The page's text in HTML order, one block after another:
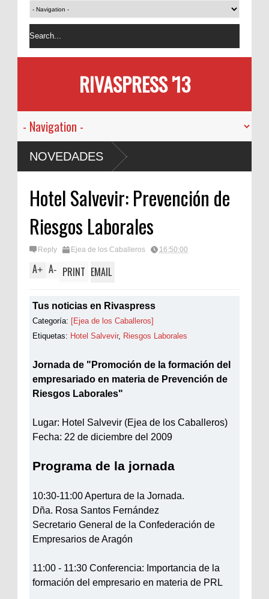
RIVASPRESS '13
NOVEDADES
Hotel Salvevir: Prevención de
Riesgos Laborales
Reply Ejea de los Caballeros 16:50:00
A+ A- PRINT EMAIL
Tus noticias en Rivaspress
Categoría: [Ejea de los Caballeros]
Etiquetas: Hotel Salvevir, Riesgos Laborales
Jornada de "Promoción de la formación del
empresariado en materia de Prevención de
Riesgos Laborales"
Lugar: Hotel Salvevir (Ejea de los Caballeros)
Fecha: 22 de diciembre del 2009
Programa de la jornada
10:30-11:00 Apertura de la Jornada.
Dña. Rosa Santos Fernández
Secretario General de la Confederación de
Empresarios de Aragón
11:00 - 11:30 Conferencia: Importancia de la
formación del empresario en materia de PRL